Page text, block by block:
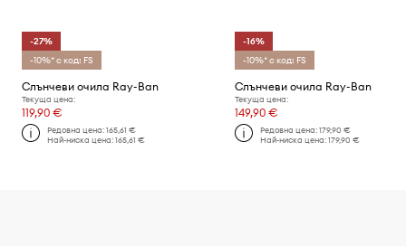
-27%
-10%* с код: FS
Слънчеви очила Ray-Ban
Текуща цена:
119,90 €
Редовна цена:165,61 €
Най-ниска цена:165,61 €
-16%
-10%* с код: FS
Слънчеви очила Ray-Ban
Текуща цена:
149,90 €
Редовна цена: 179,90 €
Най-ниска цена: 179,90 €